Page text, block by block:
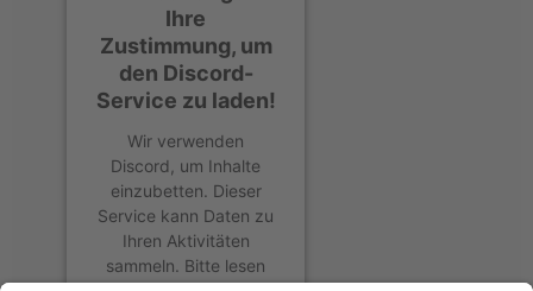
Ihre
Zustimmung, um
den Discord-
Service zu laden!
Wir verwenden
Discord, um Inhalte
einzubetten. Dieser
Service kann Daten zu
Ihren Aktivitäten
sammeln. Bitte lesen